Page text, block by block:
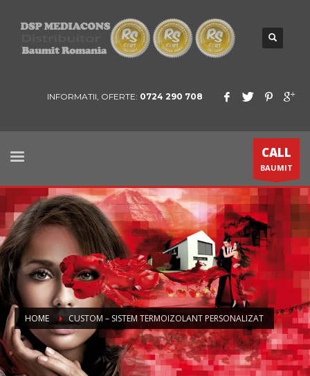
INFORMATII, OFERTE: 0724 290 708
CALL
BAUMIT
HOME CUSTOM – SISTEM TERMOIZOLANT PERSONALIZAT